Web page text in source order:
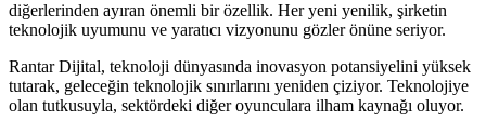
diğerlerinden ayıran önemli bir özellik. Her yeni yenilik, şirketin
teknolojik uyumunu ve yaratıcı vizyonunu gözler önüne seriyor.
Rantar Dijital, teknoloji dünyasında inovasyon potansiyelini yüksek
tutarak, geleceğin teknolojik sınırlarını yeniden çiziyor. Teknolojiye
olan tutkusuyla, sektördeki diğer oyunculara ilham kaynağı oluyor.